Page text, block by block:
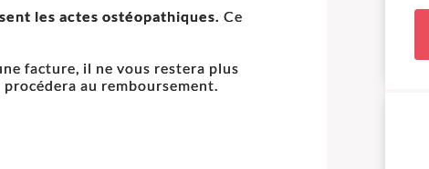
les actes ostéopathiques. Ce
facture, il ne vous restera plus
au remboursement.